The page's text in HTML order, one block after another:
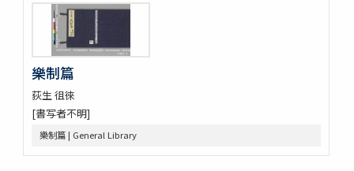
明徳記 3巻
四神地名録 9巻附録1巻
薩摩國風土記
金仙寺殿記録残闕
﨑鎮八絶
隠秘録 5巻
上月記外諸家系図
曾文定公全集 20巻首1巻末1巻
樂制篇
荻生 徂徠
[書写者不明]
樂制篇 | General Library